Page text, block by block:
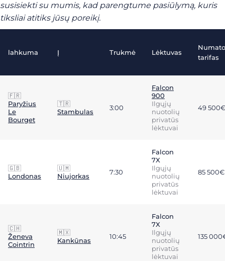
susisiekti su mumis, kad parengtume pasiūlymą, kuris
tiksliai atitiks jūsų poreikį.
lahkuma Į Trukmė Lėktuvas
tarifas
🇫🇷
Paryžius
Le
Bourget
🇹🇷
Stambulas
3:00
Falcon
900
Ilgųjų
nuotolių
privatūs
lėktuvai
49 500€
🇬🇧
Londonas
🇺🇲
Niujorkas
7:30
Falcon
7X
Ilgųjų
nuotolių
privatūs
lėktuvai
85 500€
🇨🇭
Ženeva
Cointrin
🇲🇽
Kankūnas
10:45
Falcon
7X
Ilgųjų
nuotolių
privatūs
lėktuvai
135